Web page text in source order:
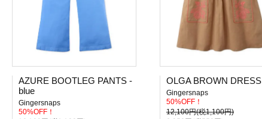
AZURE BOOTLEG PANTS -
blue
Gingersnaps
50%OFF！
OLGA BROWN DRESS
Gingersnaps
50%OFF！
12,100円(税1,100円)